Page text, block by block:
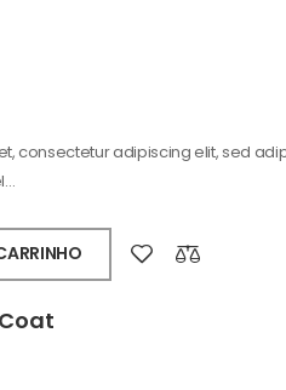
consectetur adipiscing elit, sed